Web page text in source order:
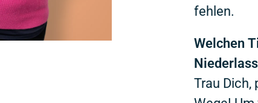
fehlen.
Welchen
Trau Dich,